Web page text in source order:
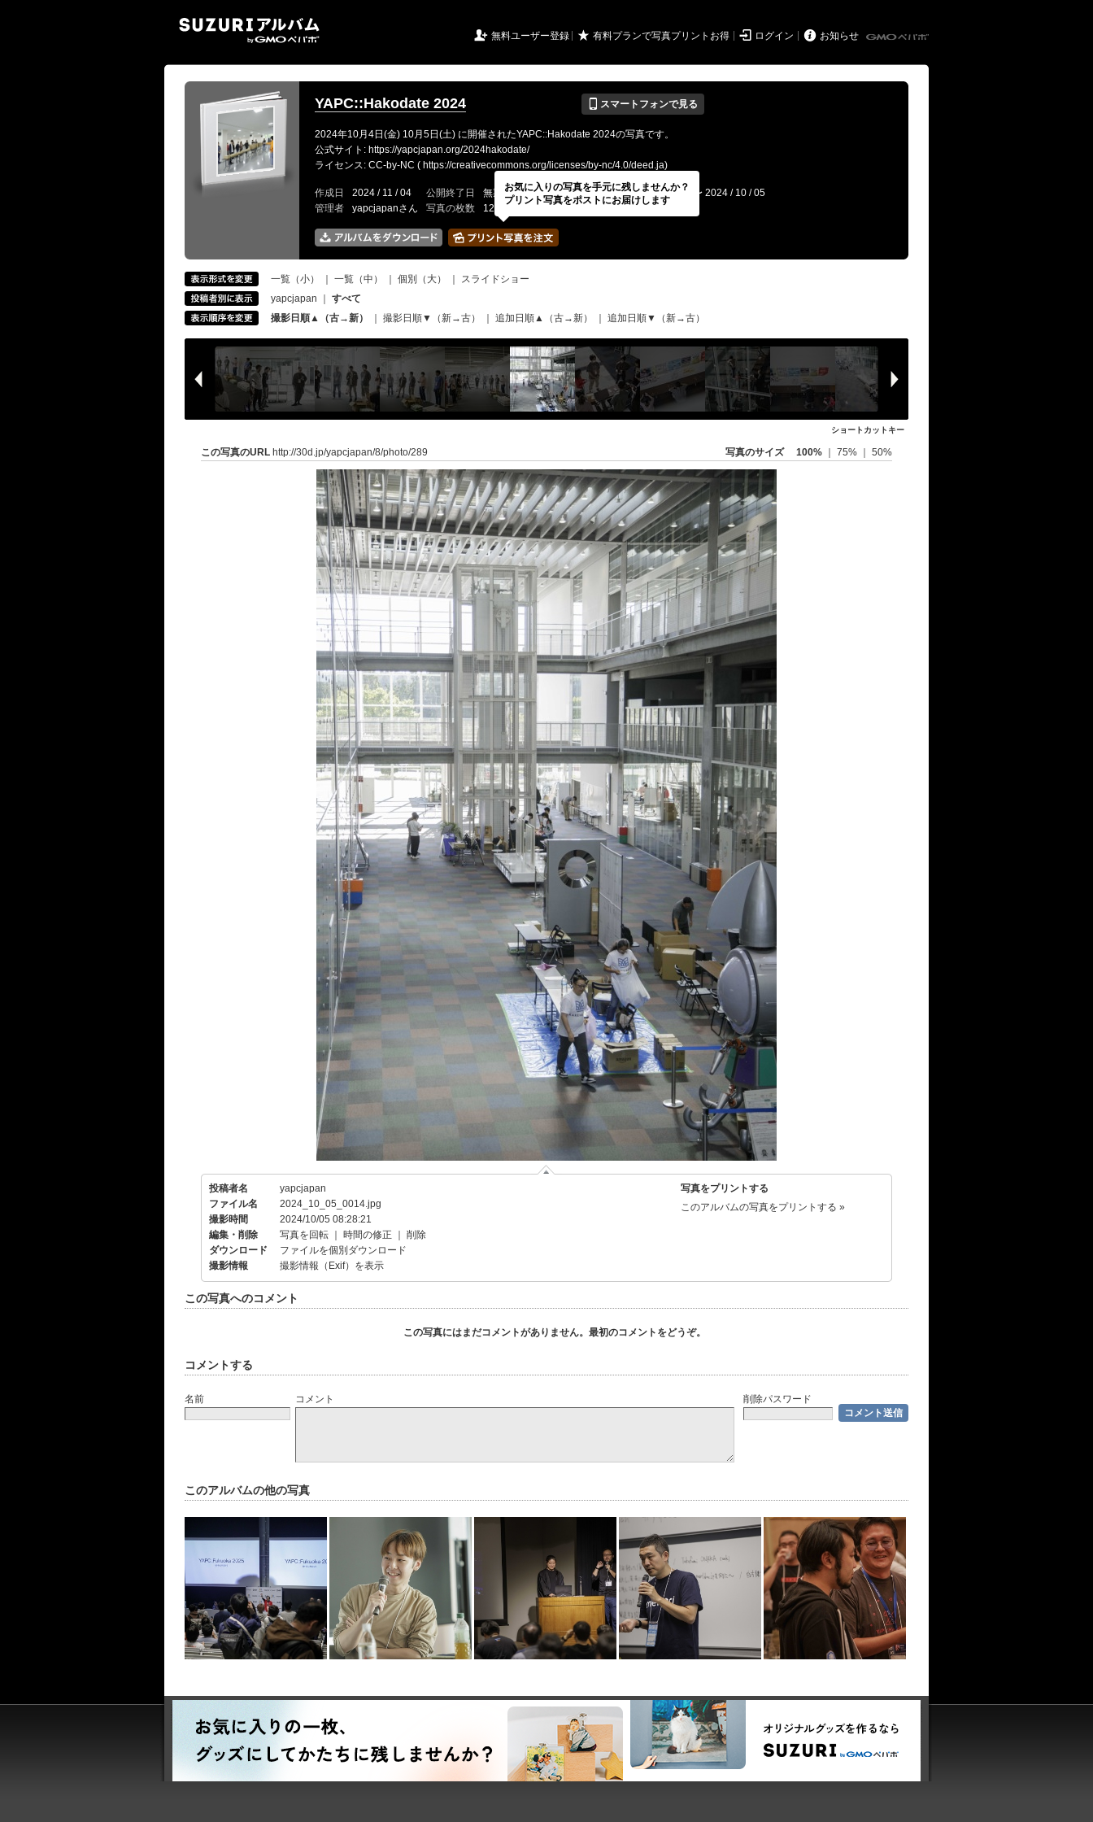
 無料ユーザー登録 ★ 有料プランで写真プリントお得  ログイン  お知らせ
YAPC::Hakodate 2024 📱 スマートフォンで見る
2024年10月4日(金) 10月5日(土) に開催されたYAPC::Hakodate 2024の写真です。
公式サイト: https://yapcjapan.org/2024hakodate/
ライセンス: CC-by-NC ( https://creativecommons.org/licenses/by-nc/4.0/deed.ja)
作成日 2024 / 11 / 04 公開終了日 無期限 イベントの期間
2024 / 10 / 04 〜 2024 / 10 / 05
管理者
yapcjapanさん 写真の枚数 1216 / 2000枚
一覧（小） 一覧（中） 個別（大）
スライドショー
yapcjapan
すべて
撮影日順▲（古→新）
撮影日順▼（新→古） 追加日順▲（古→新） 追加日順▼（新→古）
ショートカットキー
この写真のURL http://30d.jp/yapcjapan/8/photo/289 写真のサイズ 100% 75% 50%
投稿者名
yapcjapan
ファイル名
2024_10_05_0014.jpg
撮影時間
2024/10/05 08:28:21
編集・削除
写真を回転 時間の修正
削除
ダウンロード
ファイルを個別ダウンロード
撮影情報
撮影情報（Exif）を表示
写真をプリントする
このアルバムの写真をプリントする »
この写真へのコメント
この写真にはまだコメントがありません。最初のコメントをどうぞ。
コメントする
名前 コメント 削除パスワード
このアルバムの他の写真
お気に入りの写真を手元に残しませんか？
プリント写真をポストにお届けします